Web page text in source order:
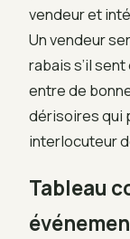
vendeur et
Un vendeur
rabais s’il
entre de
dérisoires qui
interlocuteur
Tableau